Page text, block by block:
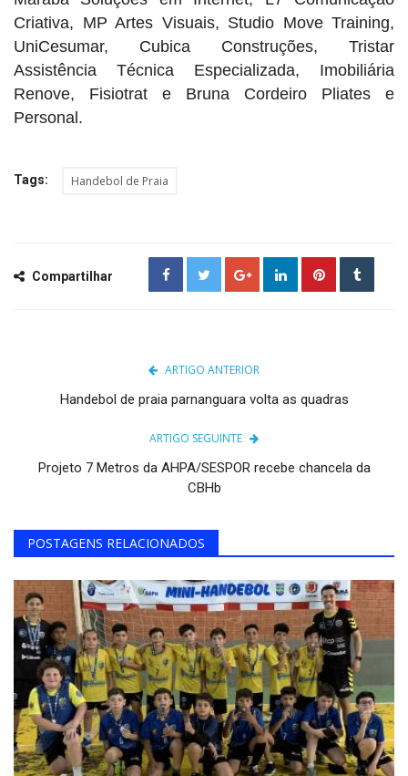
Criativa, MP Artes Visuais, Studio Move Training,
UniCesumar, Cubica Construções, Tristar
Assistência Técnica Especializada, Imobiliária
Renove, Fisiotrat e Bruna Cordeiro Pliates e
Personal.
Tags: Handebol de Praia
Compartilhar
ARTIGO ANTERIOR
Handebol de praia parnanguara volta as quadras
ARTIGO SEGUINTE
Projeto 7 Metros da AHPA/SESPOR recebe chancela da
CBHb
POSTAGENS RELACIONADOS